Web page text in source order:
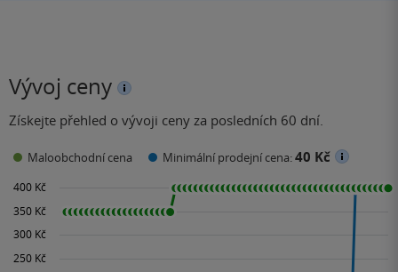
Vývoj ceny
Získejte přehled o vývoji ceny za posledních 60 dní.
Maloobchodní cena Minimální prodejní cena:40 Kč